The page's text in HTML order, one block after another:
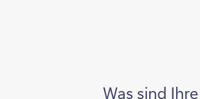
Was sind